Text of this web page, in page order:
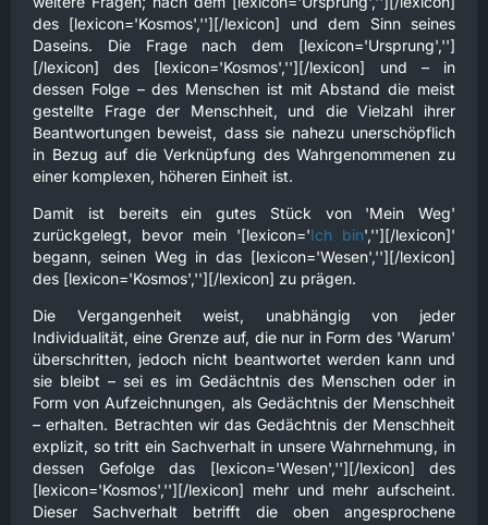
des [lexicon='Kosmos',''][/lexicon] und dem Sinn seines
Daseins. Die Frage nach dem [lexicon='Ursprung','']
[/lexicon] des [lexicon='Kosmos',''][/lexicon] und – in
dessen Folge – des Menschen ist mit Abstand die meist
gestellte Frage der Menschheit, und die Vielzahl ihrer
Beantwortungen beweist, dass sie nahezu unerschöpflich
in Bezug auf die Verknüpfung des Wahrgenommenen zu
einer komplexen, höheren Einheit ist.
Damit ist bereits ein gutes Stück von 'Mein Weg'
zurückgelegt, bevor mein '[lexicon='Ich bin',''][/lexicon]'
begann, seinen Weg in das [lexicon='Wesen',''][/lexicon]
des [lexicon='Kosmos',''][/lexicon] zu prägen.
Die Vergangenheit weist, unabhängig von jeder
Individualität, eine Grenze auf, die nur in Form des 'Warum'
überschritten, jedoch nicht beantwortet werden kann und
sie bleibt – sei es im Gedächtnis des Menschen oder in
Form von Aufzeichnungen, als Gedächtnis der Menschheit
– erhalten. Betrachten wir das Gedächtnis der Menschheit
explizit, so tritt ein Sachverhalt in unsere Wahrnehmung, in
dessen Gefolge das [lexicon='Wesen',''][/lexicon] des
[lexicon='Kosmos',''][/lexicon] mehr und mehr aufscheint.
Dieser Sachverhalt betrifft die oben angesprochene